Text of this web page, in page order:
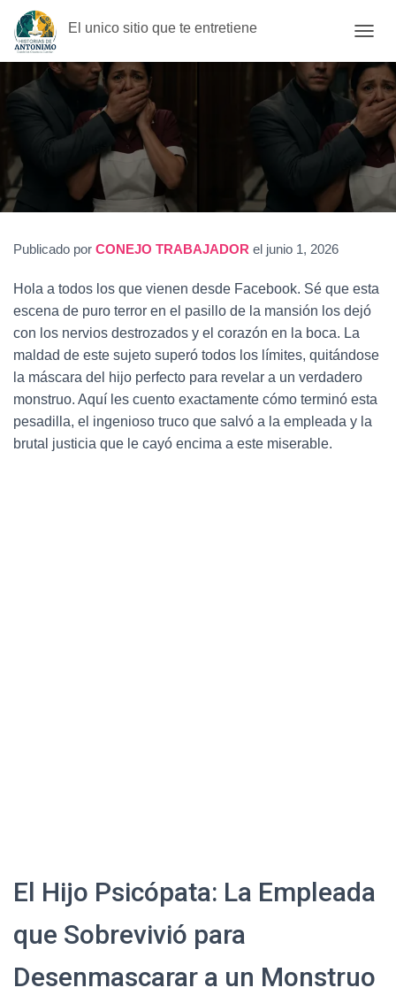
El unico sitio que te entretiene
A
M
B
I
O
V
E
C
Ó
Publicado por CONEJO TRABAJADOR el junio 1, 2026
Hola a todos los que vienen desde Facebook. Sé que esta
escena de puro terror en el pasillo de la mansión los dejó
con los nervios destrozados y el corazón en la boca. La
maldad de este sujeto superó todos los límites, quitándose
la máscara del hijo perfecto para revelar a un verdadero
monstruo. Aquí les cuento exactamente cómo terminó esta
pesadilla, el ingenioso truco que salvó a la empleada y la
brutal justicia que le cayó encima a este miserable.
El Hijo Psicópata: La Empleada
que Sobrevivió para
Desenmascarar a un Monstruo